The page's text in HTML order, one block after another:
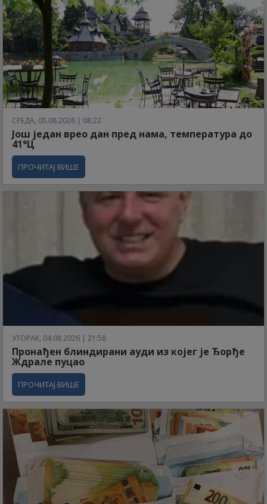
СРЕДА, 05.08.2026 | 08:22
Још један врео дан пред нама, температура до
41°Ц
ПРОЧИТАЈ ВИШЕ
УТОРАК, 04.08.2026 | 21:58
Пронађен блиндирани ауди из којег је Ђорђе
Ждрале пуцао
ПРОЧИТАЈ ВИШЕ